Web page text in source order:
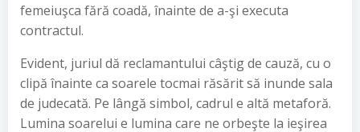
femeiuşca fără coadă, înainte de a-şi executa
contractul.
Evident, juriul dă reclamantului câştig de cauză, cu o
clipă înainte ca soarele tocmai răsărit să inunde sala
de judecată. Pe lângă simbol, cadrul e altă metaforă.
Lumina soarelui e lumina care ne orbeşte la ieşirea